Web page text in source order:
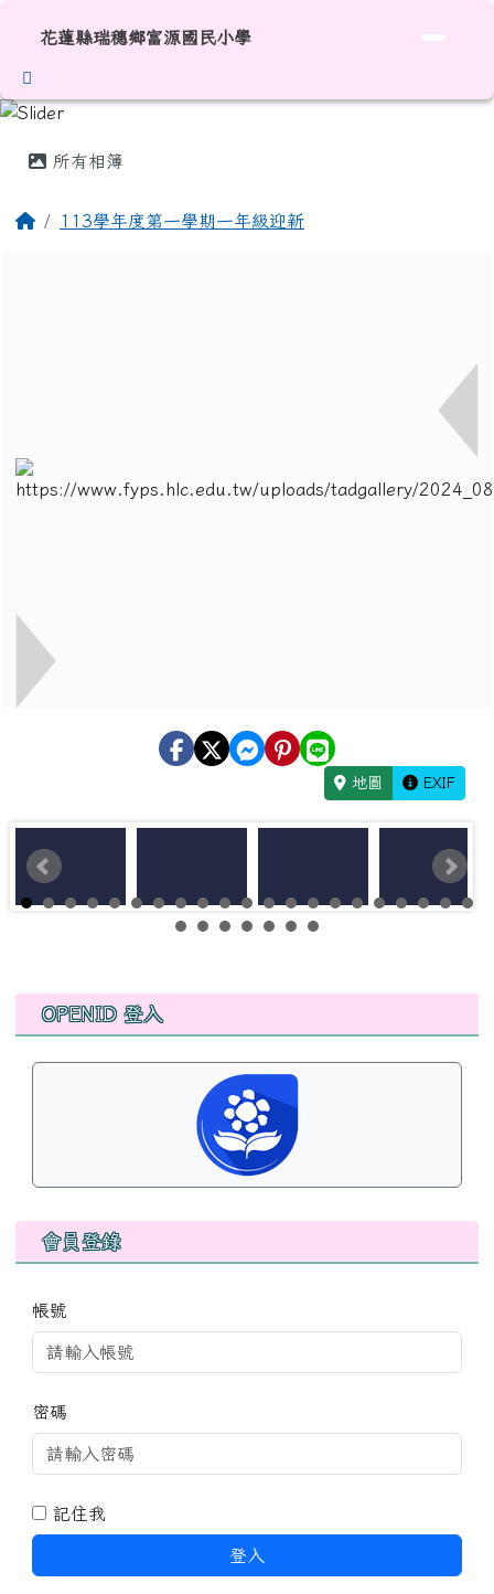
花蓮縣瑞穗鄉富源國民小學
所有相簿
回首頁113學年度第一學期一年級迎新
地圖 EXIF
左邊區域內容
OPENID 登入
會員登錄
帳號
密碼
記住我
登入